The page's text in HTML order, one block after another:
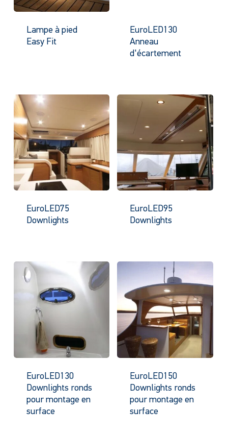
Lampe à pied
Easy Fit
EuroLED130
Anneau
d'écartement
EuroLED75
Downlights
EuroLED95
Downlights
EuroLED130
Downlights ronds
pour montage en
surface
EuroLED150
Downlights ronds
pour montage en
surface